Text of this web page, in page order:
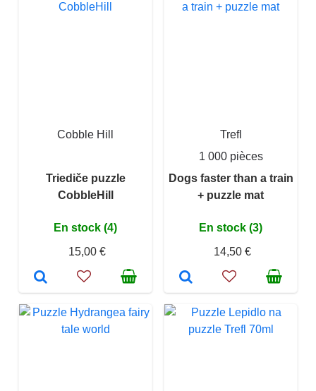
Cobble Hill
Triediče puzzle
CobbleHill
En stock (4)
15,00 €
Trefl
1 000 pièces
Dogs faster than a train
+ puzzle mat
En stock (3)
14,50 €